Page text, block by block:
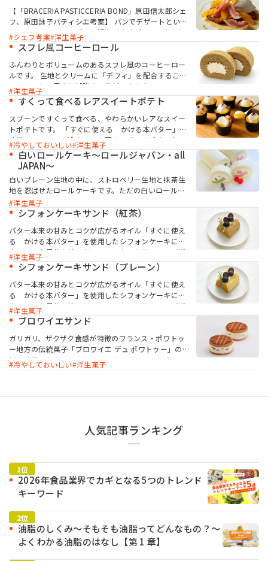
【「BRACERIA PASTICCERIA BOND」原田信太郎シェ
フ、原田詠子パティシエ考案】 パンでデザートという
とフレンチトーストが思い浮かびますが、そこをひと
ひねりした、クレープシュゼット風のデザートです。
柔らかなカスタードブレッド（ブリオッシュ生地）を
オレンジ風味の生地に浸して焼くことで、クレープの
食感に近づけました。ホワイトチョコやサワークリー
ムとの相性も抜群です。
シェフ考案 洋生菓子
スフレ風コーヒーロール
ふんわりとボリュームのあるスフレ風のコーヒーロー
ルです。 生地とクリームに「デフィ」を配合すること
で、コーヒー風味を補強する事ができます。
洋生菓子
すくって食べるレアスイートポテト
スプーンですくって食べる、やわらかいレアなスイー
トポテトです。 「すぐに使える かける本バター」を
使用しているので冷やしても固まらず、口どけの良い
なめらかな食感になります。 バター風味のコクとレア
食感が楽しめる一品です。
冷やしておいしい 洋生菓子
白いロールケーキ〜ロールジャパン・all
JAPAN〜
白いプレーン生地の中に、ストロベリー生地と抹茶生
地を忍ばせたロールケーキです。ただの白いロールケ
ーキでなく、カット面を見て驚かれるように作りまし
た。 生地に「ケークトロン」を使用し、口どけの良さ
は生クリームの風味豊かな「NEWホイップドール
400」を使用し、コク深く口どけ良く仕上げました。
洋生菓子
シフォンケーキサンド（紅茶）
バター本来の甘みとコクが広がるオイル「すぐに使え
る かける本バター」を使用したシフォンケーキに、
クリームや果物を挟んだシフォンケーキサンドのご紹
介です。 組み合わせを変えれば、さまざまなバリエー
ションのシフォンケーキサンドが作れます。
洋生菓子
シフォンケーキサンド（プレーン）
バター本来の甘みとコクが広がるオイル「すぐに使え
る かける本バター」を使用したシフォンケーキに、
クリームや果物を挟んだシフォンケーキサンドのご紹
介です。 組み合わせを変えれば、さまざまなバリエー
ションのシフォンケーキサンドが作れます。
洋生菓子
ブロワイエサンド
ガリガリ、ザクザク食感が特徴のフランス・ポワトゥ
ー地方の伝統菓子「ブロワイエ デュ ポワトゥー」の生
地を使用したクッキーサンドです。 ジューシーなレー
ズン入りのサンドクリームや色鮮やかなラズベリー風
冷やしておいしい 洋生菓子
人気記事ランキング
2026年食品業界でカギとなる5つのトレンド
キーワード
油脂のしくみ～そもそも油脂ってどんなもの？～
よくわかる油脂のはなし【第 1 章】